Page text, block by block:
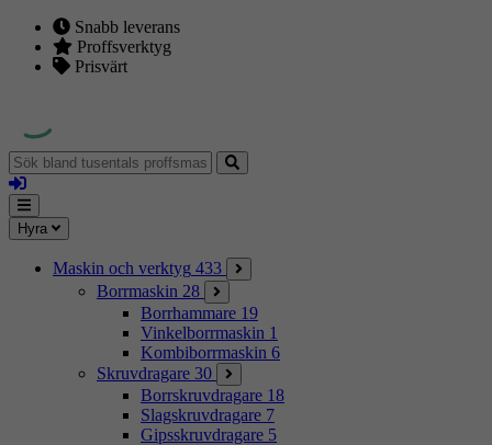
Snabb leverans
Proffsverktyg
Prisvärt
Sök
bland
tusentals
proffsmaskiner
Logga
in
Mina
sidor
Meny
Hyra
Maskin och verktyg 433
Borrmaskin 28
Borrhammare 19
Vinkelborrmaskin 1
Kombiborrmaskin 6
Skruvdragare 30
Borrskruvdragare 18
Slagskruvdragare 7
Gipsskruvdragare 5